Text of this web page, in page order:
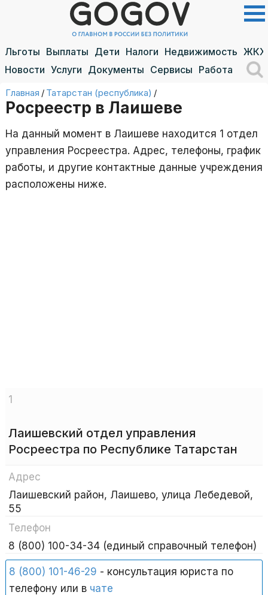
Льготы Выплаты Дети Налоги Недвижимость ЖКХ
Новости Услуги Документы Сервисы Работа
Главная / Татарстан (республика) /
Росреестр в Лаишеве
На данный момент в Лаишеве находится 1 отдел
управления Росреестра. Адрес, телефоны, график
работы, и другие контактные данные учреждения
расположены ниже.
1
Лаишевский отдел управления
Росреестра по Республике Татарстан
Адрес
Лаишевский район, Лаишево, улица Лебедевой,
55
Телефон
8 (800) 100-34-34 (единый справочный телефон)
8 (800) 101-46-29 - консультация юриста по
телефону или в чате